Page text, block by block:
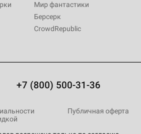
Мир фантастики
Берсерк
CrowdRepublic
+7 (800) 500-31-36
Публичная оферта